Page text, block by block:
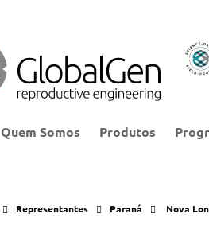
Quem Somos Produtos
Representantes Paraná Nova